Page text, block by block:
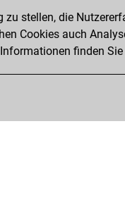
stellen, die
Cookies auch
finden